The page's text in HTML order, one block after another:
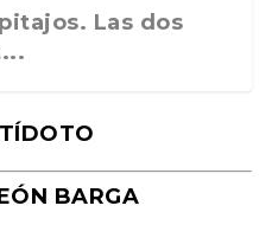
Las dos
BARGA